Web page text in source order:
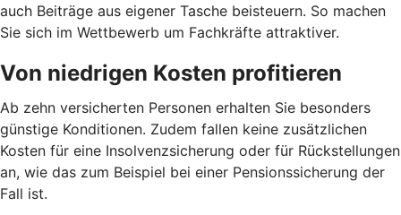
auch Beiträge aus eigener Tasche beisteuern. So machen
Sie sich im Wettbewerb um Fachkräfte attraktiver.
Von niedrigen Kosten profitieren
Ab zehn versicherten Personen erhalten Sie besonders
günstige Konditionen. Zudem fallen keine zusätzlichen
Kosten für eine Insolvenzsicherung oder für Rückstellungen
an, wie das zum Beispiel bei einer Pensionssicherung der
Fall ist.